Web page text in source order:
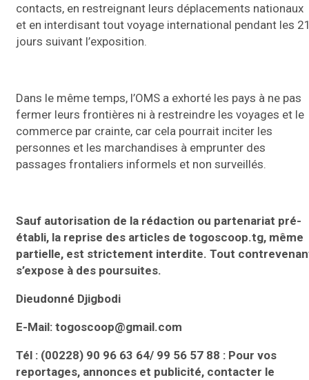
contacts, en restreignant leurs déplacements nationaux
et en interdisant tout voyage international pendant les
jours suivant l’exposition.
Dans le même temps, l’OMS a exhorté les pays à ne pas
fermer leurs frontières ni à restreindre les voyages et le
commerce par crainte, car cela pourrait inciter les
personnes et les marchandises à emprunter des
passages frontaliers informels et non surveillés.
Sauf autorisation de la rédaction ou partenariat pré-
établi, la reprise des articles de togoscoop.tg, même
partielle, est strictement interdite. Tout
s’expose à des poursuites.
Dieudonné Djigbodi
E-Mail: togoscoop@gmail.com
Tél : (00228) 90 96 63 64/ 99 56 57 88 : Pour vos
reportages, annonces et publicité, contacter le